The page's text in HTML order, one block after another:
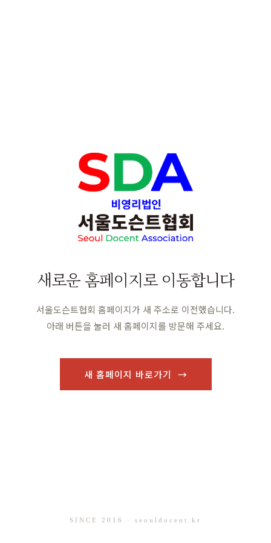
새로운 홈페이지로 이동합니다
서울도슨트협회 홈페이지가 새 주소로 이전했습니다.
아래 버튼을 눌러 새 홈페이지를 방문해 주세요.
새 홈페이지 바로가기 →
SINCE 2016 · seouldocent.kr